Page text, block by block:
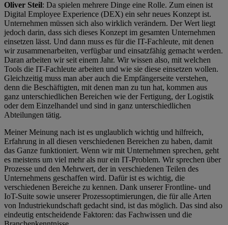
Oliver Steil: Da spielen mehrere Dinge eine Rolle. Zum einen ist
Digital Employee Experience (DEX) ein sehr neues Konzept ist.
Unternehmen müssen sich also wirklich verändern. Der Wert liegt
jedoch darin, dass sich dieses Konzept im gesamten Unternehmen
einsetzen lässt. Und dann muss es für die IT-Fachleute, mit denen
wir zusammenarbeiten, verfügbar und einsatzfähig gemacht werden.
Daran arbeiten wir seit einem Jahr. Wir wissen also, mit welchen
Tools die IT-Fachleute arbeiten und wie sie diese einsetzen wollen.
Gleichzeitig muss man aber auch die Empfängerseite verstehen,
denn die Beschäftigten, mit denen man zu tun hat, kommen aus
ganz unterschiedlichen Bereichen wie der Fertigung, der Logistik
oder dem Einzelhandel und sind in ganz unterschiedlichen
Abteilungen tätig.
Meiner Meinung nach ist es unglaublich wichtig und hilfreich,
Erfahrung in all diesen verschiedenen Bereichen zu haben, damit
das Ganze funktioniert. Wenn wir mit Unternehmen sprechen, geht
es meistens um viel mehr als nur ein IT-Problem. Wir sprechen über
Prozesse und den Mehrwert, der in verschiedenen Teilen des
Unternehmens geschaffen wird. Dafür ist es wichtig, die
verschiedenen Bereiche zu kennen. Dank unserer Frontline- und
IoT-Suite sowie unserer Prozessoptimierungen, die für alle Arten
von Industriekundschaft gedacht sind, ist das möglich. Das sind also
eindeutig entscheidende Faktoren: das Fachwissen und die